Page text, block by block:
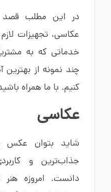
در این مطلب قصد
عکاسی، تجهیزات
خدماتی که به
چند نمونه از بهترین
کنیم. با ما همراه
عکاسی
شاید بتوان عکس
جذاب‌ترین و
دانست. امروزه